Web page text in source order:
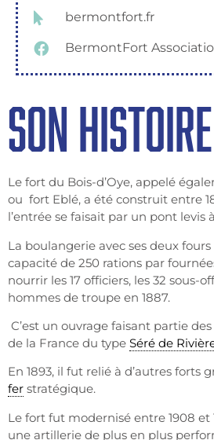
bermontfort.fr
BermontFort
SON HISTOIRE
Le fort du Bois-d’Oye, appelé
ou fort Eblé, a été construit entre
l’entrée se faisait par un pont levis
La boulangerie avec ses deux
capacité de 250 rations par
nourrir les 17 officiers, les 32 sous-
hommes de troupe en 1887.
C’est un ouvrage faisant partie
de la France du type Séré de
En 1893, il fut relié à d’autres forts
fer stratégique.
Le fort fut modernisé entre 1908 et
une artillerie de plus en plus